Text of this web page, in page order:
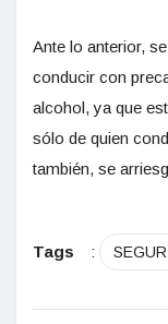
Ante lo anterior,
conducir con
alcohol, ya que
sólo de quien
también, se
Tags :